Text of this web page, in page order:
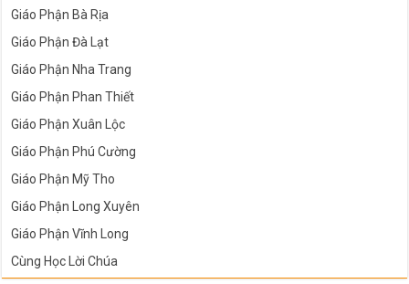
Giáo Phận Bà Rịa
Giáo Phận Đà Lạt
Giáo Phận Nha Trang
Giáo Phận Phan Thiết
Giáo Phận Xuân Lộc
Giáo Phận Phú Cường
Giáo Phận Mỹ Tho
Giáo Phận Long Xuyên
Giáo Phận Vĩnh Long
Cùng Học Lời Chúa